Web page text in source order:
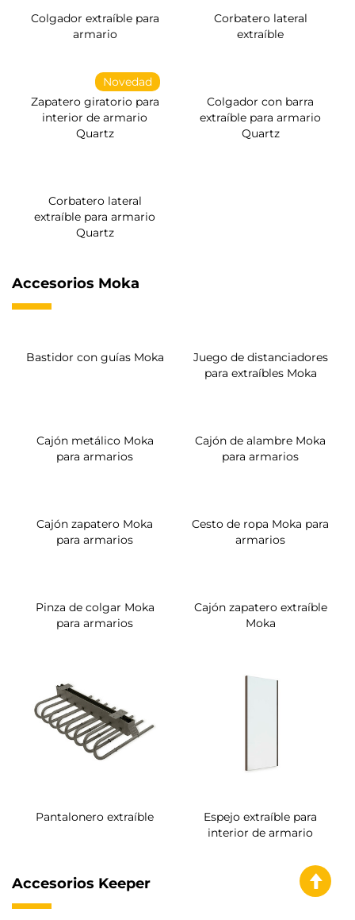
Colgador extraíble para
armario
Corbatero lateral
extraíble
Novedad
Zapatero giratorio para
Quartz
Juego de distanciadores
para extraíbles Moka
Cajón metálico Moka
para armarios
Cajón de alambre Moka
para armarios